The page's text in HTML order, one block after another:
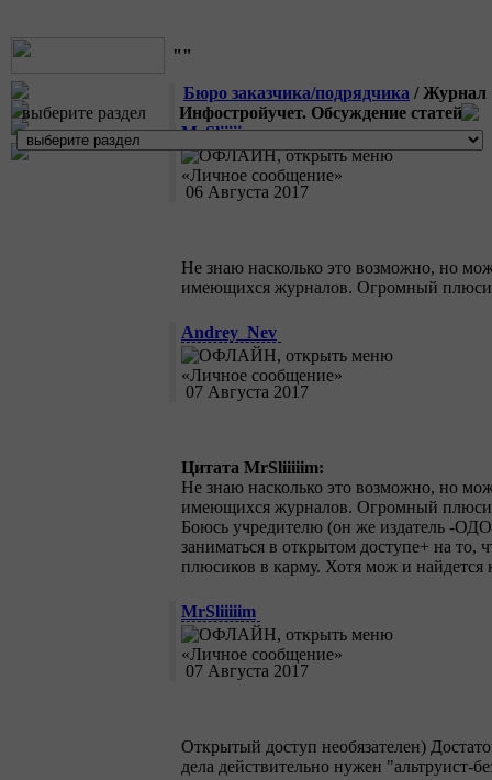
выберите раздел
""
Бюро заказчика/подрядчика / Журнал
Инфостройучет. Обсуждение статей
MrSliiiiim
06 Августа 2017
Не знаю насколько это возможно, но
имеющихся журналов. Огромный
Andrey_Nev
07 Августа 2017
Цитата MrSliiiiim:
Не знаю насколько это возможно, но
имеющихся журналов. Огромный
Боюсь учредителю (он же издатель -
заниматься в открытом доступе+ на то,
плюсиков в карму. Хотя мож и найдется
MrSliiiiim
07 Августа 2017
Открытый доступ необязателен)
дела действительно нужен "альтруист-